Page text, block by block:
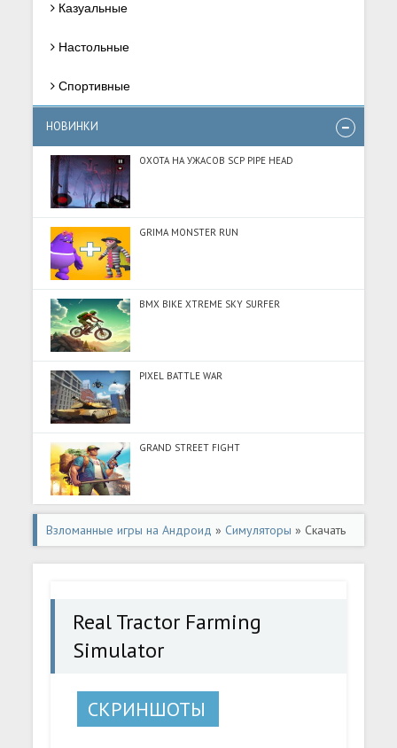
Казуальные
Настольные
Спортивные
НОВИНКИ
ОХОТА НА УЖАСОВ SCP PIPE HEAD
GRIMA MONSTER RUN
BMX BIKE XTREME SKY SURFER
PIXEL BATTLE WAR
GRAND STREET FIGHT
Взломанные игры на Андроид » Симуляторы » Скачать
Real Tractor Farming Simulator (Много денег) на
Real Tractor Farming
Simulator
СКРИНШОТЫ